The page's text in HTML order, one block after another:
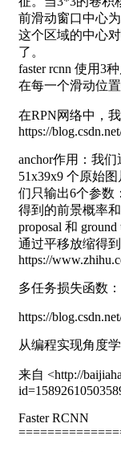
前滑动窗口中心
这个区域的中心
了。
faster rcnn 使用3
在每一个滑动位
在RPN网络中，
https://
anchor作用：我
51x39x9 个原始
们只输出6个参数
得到的前景概率
proposal 和
通过平移放缩得到
https://
多任务损失函数：
https://
从编程实现角度
来自 <http://
Faster RCNN